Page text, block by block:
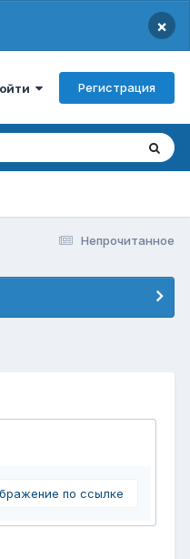
×
Регистрация
Непрочитанное
по ссылке